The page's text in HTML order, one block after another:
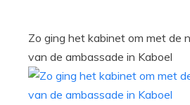
Zo ging het kabinet om met de
van de ambassade in Kaboel